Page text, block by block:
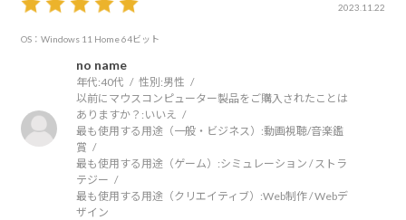
2023.11.22
OS：Windows 11 Home 64ビット
no name
年代:40代 性別:男性
以前にマウスコンピューター製品をご購入されたことは
ありますか？: いいえ
最も使用する用途（一般・ビジネス）:動画視聴/音楽鑑
賞
最も使用する用途（ゲーム）:シミュレーション / ストラ
テジー
最も使用する用途（クリエイティブ）:Web制作 / Webデ
ザイン